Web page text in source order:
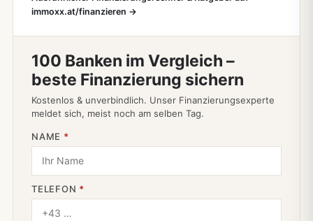
immoxx.at/finanzieren →
100 Banken im Vergleich –
beste Finanzierung sichern
Kostenlos & unverbindlich. Unser Finanzierungsexperte
meldet sich, meist noch am selben Tag.
NAME *
TELEFON *